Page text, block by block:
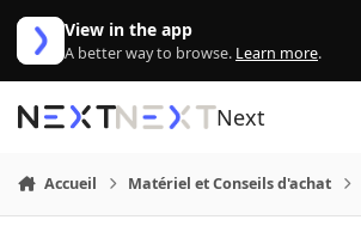
Aller au contenu
View in the app
A better way to browse. Learn more.
Next
Accueil Matériel et Conseils d'achat